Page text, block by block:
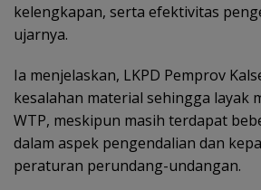
kelengkapan, serta efektivitas
ujarnya.
Ia menjelaskan, LKPD Pemprov
kesalahan material sehingga layak
WTP, meskipun masih terdapat
dalam aspek pengendalian dan
peraturan perundang-undangan.